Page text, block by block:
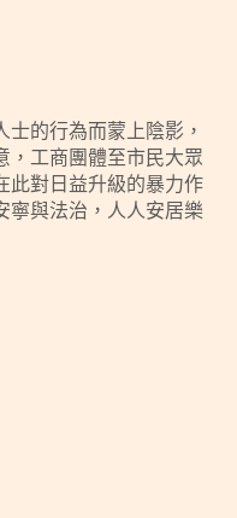
的行為而蒙上陰影，
，工商團體至市民大眾
此對日益升級的暴力作
寧與法治，人人安居樂